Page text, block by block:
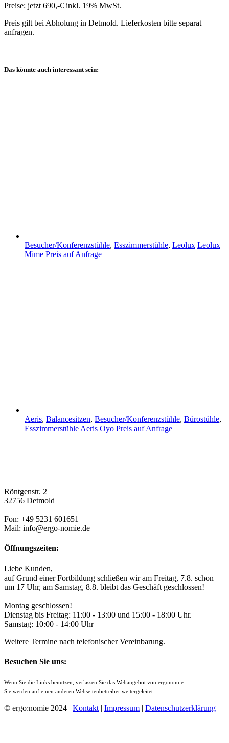
Preise: jetzt 690,-€ inkl. 19% MwSt.
Preis gilt bei Abholung in Detmold. Lieferkosten bitte separat
anfragen.
Das könnte auch interessant sein:
Besucher/Konferenzstühle, Esszimmerstühle, Leolux Leolux
Mime Preis auf Anfrage
Aeris, Balancesitzen, Besucher/Konferenzstühle, Bürostühle,
Esszimmerstühle Aeris Oyo Preis auf Anfrage
Röntgenstr. 2
32756 Detmold
Fon: +49 5231 601651
Mail: info@ergo-nomie.de
Öffnungszeiten:
Liebe Kunden,
auf Grund einer Fortbildung schließen wir am Freitag, 7.8. schon
um 17 Uhr, am Samstag, 8.8. bleibt das Geschäft geschlossen!
Montag geschlossen!
Dienstag bis Freitag: 11:00 - 13:00 und 15:00 - 18:00 Uhr.
Samstag: 10:00 - 14:00 Uhr
Weitere Termine nach telefonischer Vereinbarung.
Besuchen Sie uns:
Wenn Sie die Links benutzen, verlassen Sie das Webangebot von ergonomie.
Sie werden auf einen anderen Webseitenbetreiber weitergeleitet.
© ergo:nomie 2024 | Kontakt | Impressum | Datenschutzerklärung